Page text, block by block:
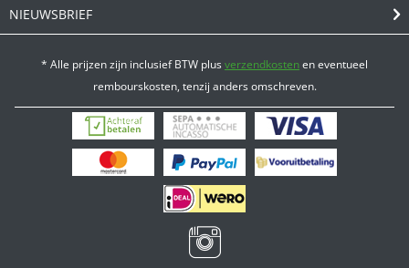
NIEUWSBRIEF
* Alle prijzen zijn inclusief BTW plusverzendkostenen eventueel
rembourskosten, tenzij anders omschreven.